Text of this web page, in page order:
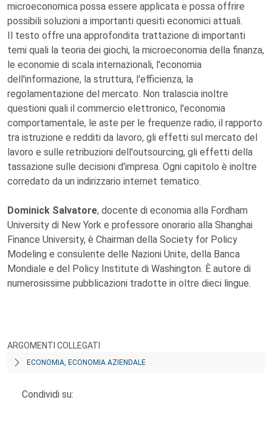
microeconomica possa essere applicata e possa offrire
possibili soluzioni a importanti quesiti economici attuali.
Il testo offre una approfondita trattazione di importanti
temi quali la teoria dei giochi, la microeconomia della finanza,
le economie di scala internazionali, l'economia
dell'informazione, la struttura, l'efficienza, la
regolamentazione del mercato. Non tralascia inoltre
questioni quali il commercio elettronico, l'economia
comportamentale, le aste per le frequenze radio, il rapporto
tra istruzione e redditi da lavoro, gli effetti sul mercato del
lavoro e sulle retribuzioni dell'outsourcing, gli effetti della
tassazione sulle decisioni d'impresa. Ogni capitolo è inoltre
corredato da un indirizzario internet tematico.
Dominick Salvatore, docente di economia alla Fordham
University di New York e professore onorario alla Shanghai
Finance University, è Chairman della Society for Policy
Modeling e consulente delle Nazioni Unite, della Banca
Mondiale e del Policy Institute di Washington. È autore di
numerosissime pubblicazioni tradotte in oltre dieci lingue.
ARGOMENTI COLLEGATI
ECONOMIA, ECONOMIA AZIENDALE
Condividi su: